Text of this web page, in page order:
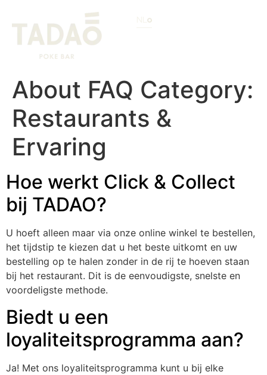
About FAQ Category:
Restaurants &
Ervaring
Hoe werkt Click & Collect
bij TADAO?
U hoeft alleen maar via onze online winkel te bestellen,
het tijdstip te kiezen dat u het beste uitkomt en uw
bestelling op te halen zonder in de rij te hoeven staan
bij het restaurant. Dit is de eenvoudigste, snelste en
voordeligste methode.
Biedt u een
loyaliteitsprogramma aan?
Ja! Met ons loyaliteitsprogramma kunt u bij elke